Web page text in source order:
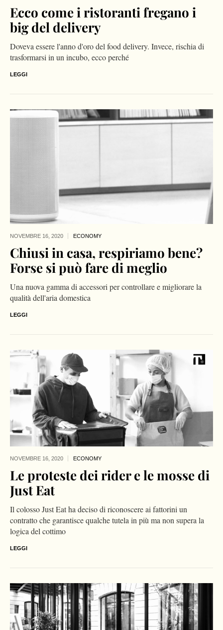
Ecco come i ristoranti fregano i
big del delivery
Doveva essere l'anno d'oro del food delivery. Invece, rischia di
trasformarsi in un incubo, ecco perché
LEGGI
NOVEMBRE 16, 2020 ECONOMY
Chiusi in casa, respiriamo bene?
Forse si può fare di meglio
Una nuova gamma di accessori per controllare e migliorare la
qualità dell'aria domestica
LEGGI
NOVEMBRE 16, 2020 ECONOMY
Le proteste dei rider e le mosse di
Just Eat
Il colosso Just Eat ha deciso di riconoscere ai fattorini un
contratto che garantisce qualche tutela in più ma non supera la
logica del cottimo
LEGGI